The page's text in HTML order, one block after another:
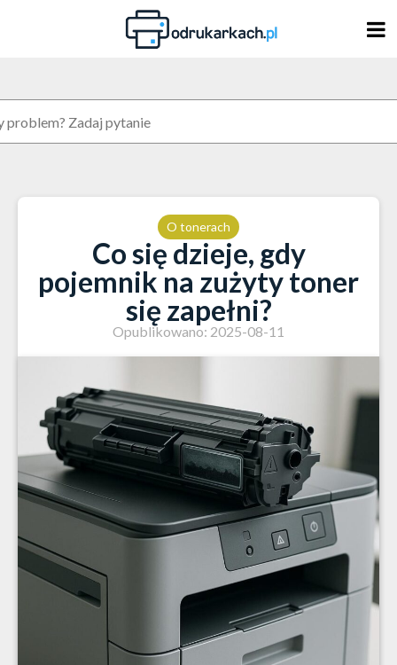
O tonerach
Co się dzieje, gdy
pojemnik na zużyty toner
się zapełni?
Opublikowano: 2025-08-11